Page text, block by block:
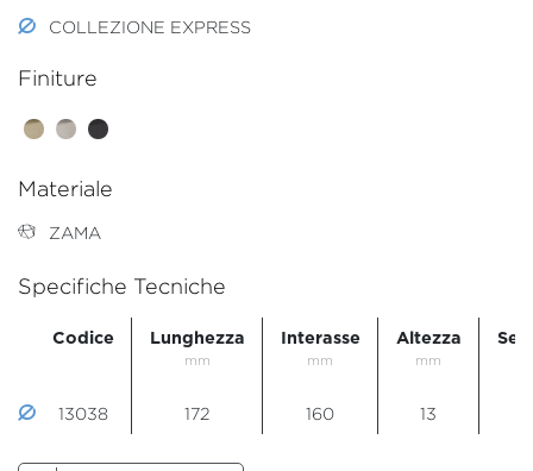
COLLEZIONE EXPRESS
Finiture
Materiale
ZAMA
Specifiche Tecniche
Codice Lunghezza
mm
Interasse
mm
Altezza
mm
13038 172 160 13